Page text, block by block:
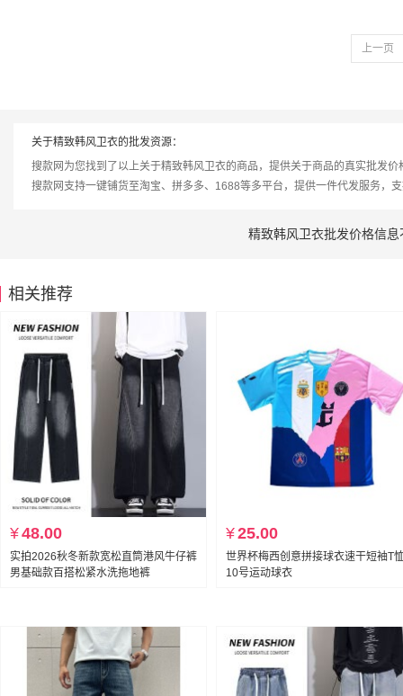
上一页
关于精致韩风卫衣的批发资源：
搜款网为您找到了以上关于精致韩风卫衣的商品，提供关于商品的真实批发价
搜款网支持一键铺货至淘宝、拼多多、1688等多平台，提供一件代发服务，
精致韩风卫衣批发价格信
相关推荐
¥48.00
实拍2026秋冬新款宽松直筒港风牛仔裤
男基础款百搭松紧水洗拖地裤
¥25.00
世界杯梅西创意拼接球衣速干短袖T
10号运动球衣